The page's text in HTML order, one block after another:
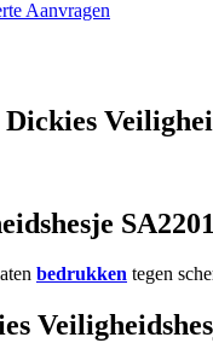
Aanvragen
bedrukken tegen